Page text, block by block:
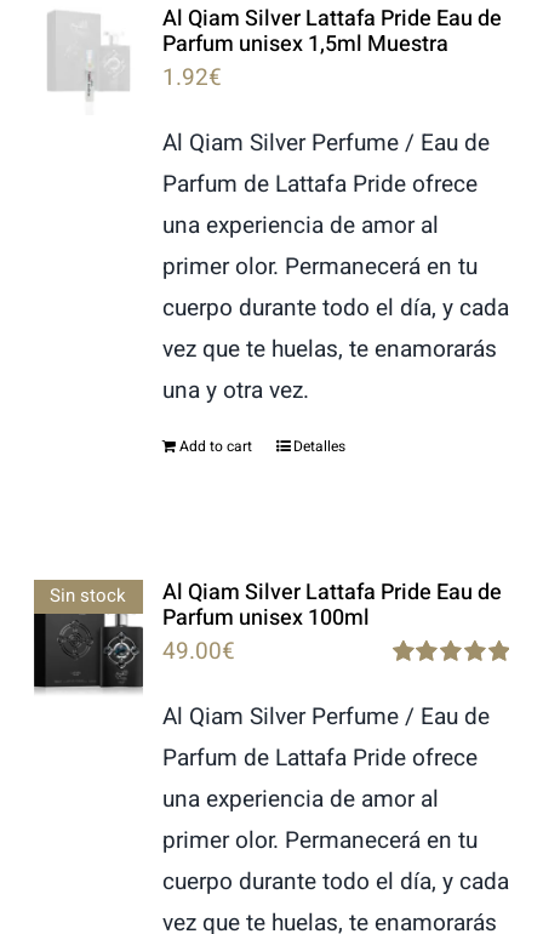
Al Qiam Silver Lattafa Pride Eau de
Parfum unisex 1,5ml Muestra
1.92€
Al Qiam Silver Perfume / Eau de
Parfum de Lattafa Pride ofrece
una experiencia de amor al
primer olor. Permanecerá en tu
cuerpo durante todo el día, y cada
vez que te huelas, te enamorarás
una y otra vez.
Add to cart Detalles
Sin stock Al Qiam Silver Lattafa Pride Eau de
Parfum unisex 100ml
out of 5
49.00€
Al Qiam Silver Perfume / Eau de
Parfum de Lattafa Pride ofrece
una experiencia de amor al
primer olor. Permanecerá en tu
cuerpo durante todo el día, y cada
vez que te huelas, te enamorarás